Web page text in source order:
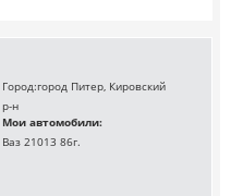
Город:город Питер, Кировский
р-н
Мои автомобили:
Ваз 21013 86г.